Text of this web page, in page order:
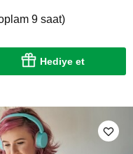
9 saat)
Hediye et